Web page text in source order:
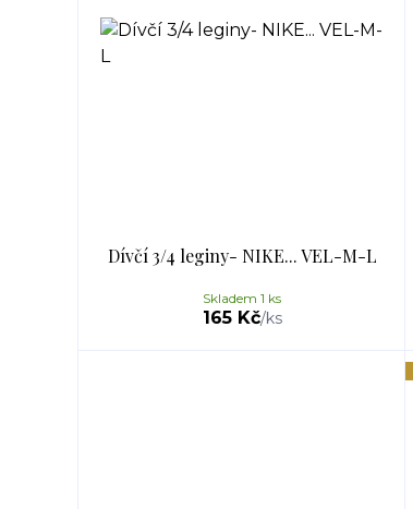
Dívčí 3/4 leginy- NIKE... VEL-M-L
165 Kč/ks
Skladem 1 ks